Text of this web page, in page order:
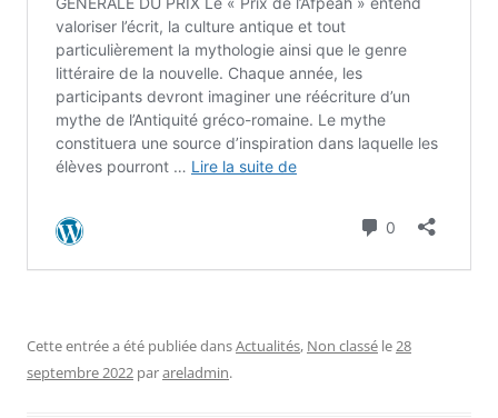
Cette entrée a été publiée dansActualités, Non classé le28
septembre 2022 parareladmin.